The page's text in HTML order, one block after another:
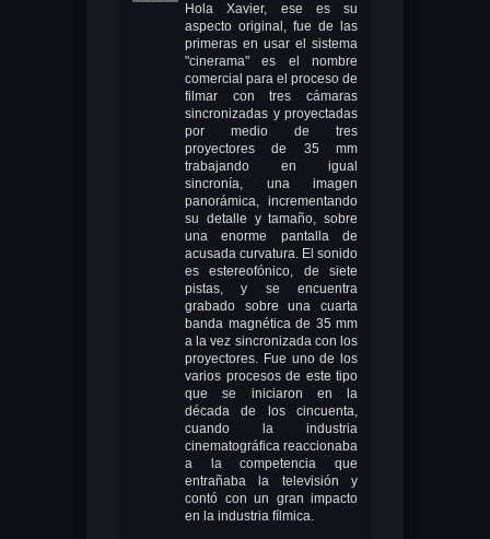
Hola Xavier, ese es su
aspecto original, fue de las
primeras en usar el sistema
"cinerama" es el nombre
comercial para el proceso de
filmar con tres cámaras
sincronizadas y proyectadas
por medio de tres
proyectores de 35 mm
trabajando en igual
sincronía, una imagen
panorámica, incrementando
su detalle y tamaño, sobre
una enorme pantalla de
acusada curvatura. El sonido
es estereofónico, de siete
pistas, y se encuentra
grabado sobre una cuarta
banda magnética de 35 mm
a la vez sincronizada con los
proyectores. Fue uno de los
varios procesos de este tipo
que se iniciaron en la
década de los cincuenta,
cuando la industria
cinematográfica reaccionaba
a la competencia que
entrañaba la televisión y
contó con un gran impacto
en la industria fílmica.